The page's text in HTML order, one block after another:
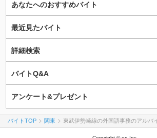
あなたへのおすすめバイト
最近見たバイト
詳細検索
バイトQ&A
アンケート&プレゼント
バイトTOP 関東 東武伊勢崎線の外国語事務のアルバ